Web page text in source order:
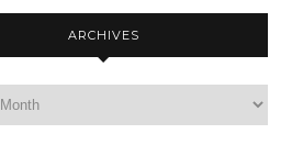
ARCHIVES